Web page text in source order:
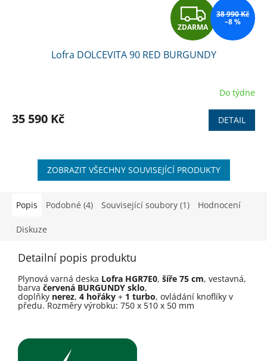
Z
D
A
R
M
A
ZDARMA
38 990 Kč
–8 %
Lofra DOLCEVITA 90 RED BURGUNDY
Do týdne
35 590 Kč DETAIL
ZOBRAZIT VŠECHNY SOUVISEJÍCÍ PRODUKTY
Popis Podobné (4) Související soubory (1) Hodnocení
Diskuze
Detailní popis produktu
Plynová varná deska Lofra HGR7E0, ší­ře 75 cm, vestavná,
barva červená BURGUNDY sklo,
doplňky nerez, 4 hořáky + 1 turbo, ovládání knoflíky v
předu. Rozměry výrobku: 750 x 510 x 50 mm